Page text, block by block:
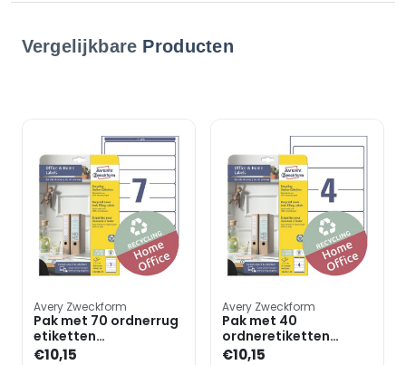
Vergelijkbare Producten
Avery Zweckform
Pak met 70 ordnerrug
etiketten
gerecycleerd 38 x 192
€10,15
Avery Zweckform
Pak met 40
ordneretiketten
gerecycleerd 61 x 192
€10,15